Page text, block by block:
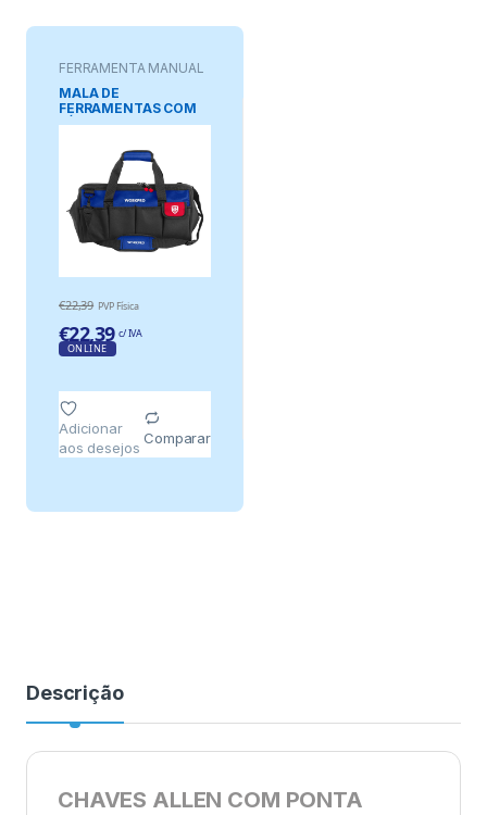
FERRAMENTA MANUAL
MALA DE
FERRAMENTAS COM
ZÍPER 35 x 19 x 22 cm
€22,39 PVP Física
€22,39 c/ IVA
ONLINE
Adicionar
aos desejos
Comparar
Descrição
CHAVES ALLEN COM PONTA